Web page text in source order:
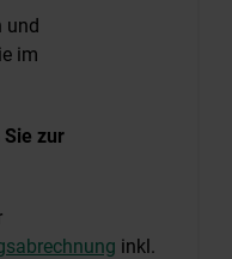
und
im
Sie zur
inkl.